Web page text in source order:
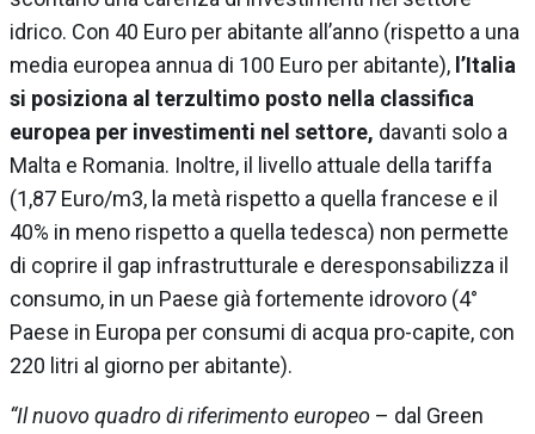
idrico. Con 40 Euro per abitante all’anno (rispetto a una
media europea annua di 100 Euro per abitante), l’Italia
si posiziona al terzultimo posto nella classifica
europea per investimenti nel settore, davanti solo a
Malta e Romania. Inoltre, il livello attuale della tariffa
(1,87 Euro/m3, la metà rispetto a quella francese e il
40% in meno rispetto a quella tedesca) non permette
di coprire il gap infrastrutturale e deresponsabilizza il
consumo, in un Paese già fortemente idrovoro (4°
Paese in Europa per consumi di acqua pro-capite, con
220 litri al giorno per abitante).
“Il nuovo quadro di riferimento europeo – dal Green